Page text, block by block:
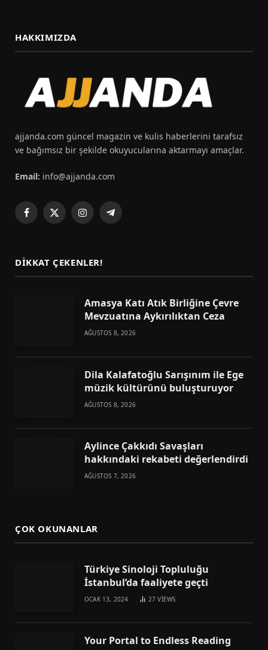
HAKKIMIZDA
ajjanda.com güncel magazin ve kulis haberlerini tarafsız
ve bağımsız bir şekilde okuyucularına aktarmayı amaçlar.
Email: info@ajjanda.com
Facebook
X
InstagramTelegram
DIKKAT ÇEKENLER!
Amasya Katı Atık Birliğine Çevre
Mevzuatına Aykırılıktan Ceza
AĞUSTOS 8, 2026
Dila Kalafatoğlu Sarışınım ile Ege
müzik kültürünü buluşturuyor
AĞUSTOS 8, 2026
Aylince Çakkıdı Savaşları
hakkındaki rekabeti değerlendirdi
AĞUSTOS 7, 2026
ÇOK OKUNANLAR
Türkiye Sinoloji Topluluğu
İstanbul’da faaliyete geçti
OCAK 13, 2024 27VIEWS
Your Portal to Endless Reading